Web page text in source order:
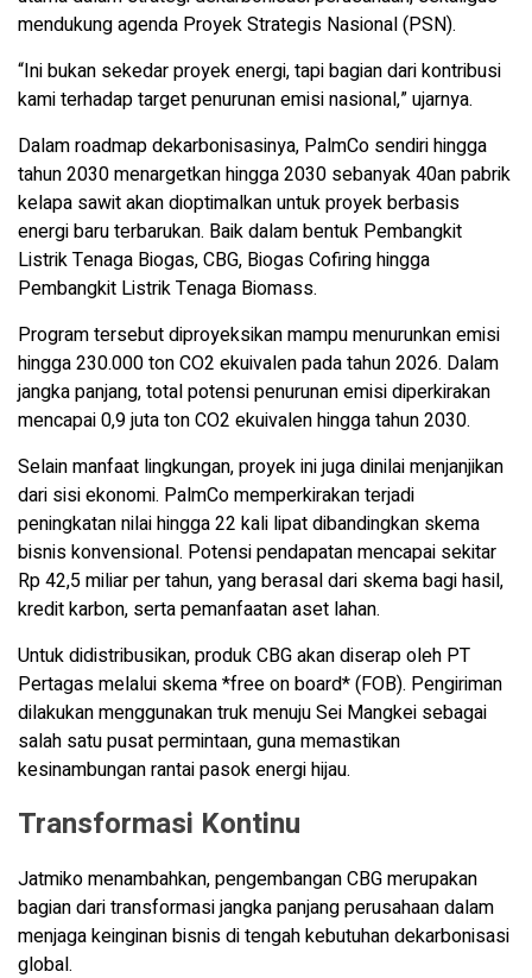
mendukung agenda Proyek Strategis Nasional (PSN).
“Ini bukan sekedar proyek energi, tapi bagian dari kontribusi
kami terhadap target penurunan emisi nasional,” ujarnya.
Dalam roadmap dekarbonisasinya, PalmCo sendiri hingga
tahun 2030 menargetkan hingga 2030 sebanyak 40an pabrik
kelapa sawit akan dioptimalkan untuk proyek berbasis
energi baru terbarukan. Baik dalam bentuk Pembangkit
Listrik Tenaga Biogas, CBG, Biogas Cofiring hingga
Pembangkit Listrik Tenaga Biomass.
Program tersebut diproyeksikan mampu menurunkan emisi
hingga 230.000 ton CO2 ekuivalen pada tahun 2026. Dalam
jangka panjang, total potensi penurunan emisi diperkirakan
mencapai 0,9 juta ton CO2 ekuivalen hingga tahun 2030.
Selain manfaat lingkungan, proyek ini juga dinilai menjanjikan
dari sisi ekonomi. PalmCo memperkirakan terjadi
peningkatan nilai hingga 22 kali lipat dibandingkan skema
bisnis konvensional. Potensi pendapatan mencapai sekitar
Rp 42,5 miliar per tahun, yang berasal dari skema bagi hasil,
kredit karbon, serta pemanfaatan aset lahan.
Untuk didistribusikan, produk CBG akan diserap oleh PT
Pertagas melalui skema *free on board* (FOB). Pengiriman
dilakukan menggunakan truk menuju Sei Mangkei sebagai
salah satu pusat permintaan, guna memastikan
kesinambungan rantai pasok energi hijau.
Transformasi Kontinu
Jatmiko menambahkan, pengembangan CBG merupakan
bagian dari transformasi jangka panjang perusahaan dalam
menjaga keinginan bisnis di tengah kebutuhan dekarbonisasi
global.